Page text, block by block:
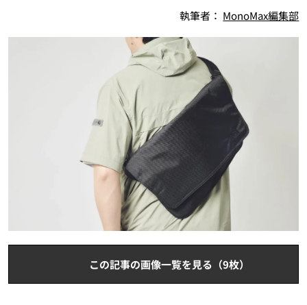
執筆者： MonoMax編集部
この記事の画像一覧を見る（9枚）